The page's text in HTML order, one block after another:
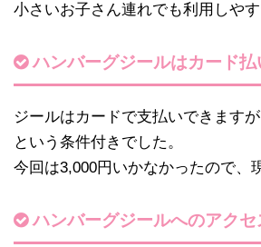
小さいお子さん連れでも利用しやす
ハンバーグジールはカード払
ジールはカードで支払いできます
という条件付きでした。
今回は3,000円いかなかったので、
ハンバーグジールへのアク